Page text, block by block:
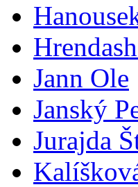
Jann Ole
Janský
Jurajda